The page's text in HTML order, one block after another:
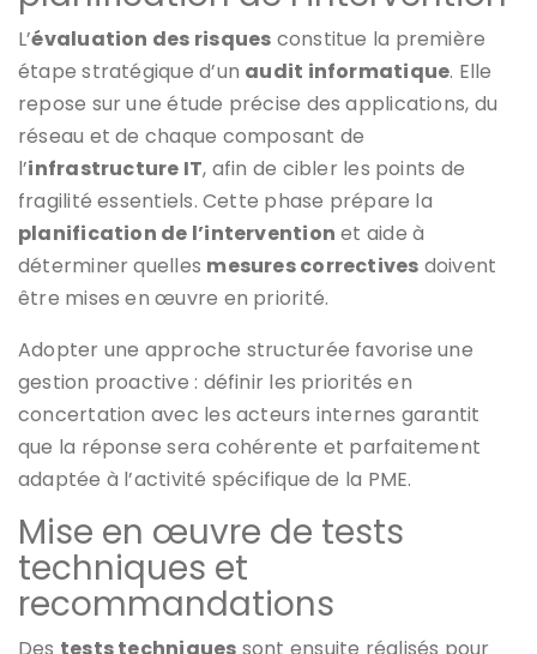
L’évaluation des risques constitue la première
étape stratégique d’un audit informatique. Elle
repose sur une étude précise des applications, du
réseau et de chaque composant de
l’infrastructure IT, afin de cibler les points de
fragilité essentiels. Cette phase prépare la
planification de l’intervention et aide à
déterminer quelles mesures correctives doivent
être mises en œuvre en priorité.
Adopter une approche structurée favorise une
gestion proactive : définir les priorités en
concertation avec les acteurs internes garantit
que la réponse sera cohérente et parfaitement
adaptée à l’activité spécifique de la PME.
Mise en œuvre de tests
techniques et
recommandations